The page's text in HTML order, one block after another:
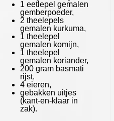
1 eetlepel gemalen
gemberpoeder,
2 theelepels
gemalen kurkuma,
1 theelepel
gemalen komijn,
1 theelepel
gemalen koriander,
200 gram basmati
rijst,
4 eieren,
gebakken uitjes
(kant-en-klaar in
zak).